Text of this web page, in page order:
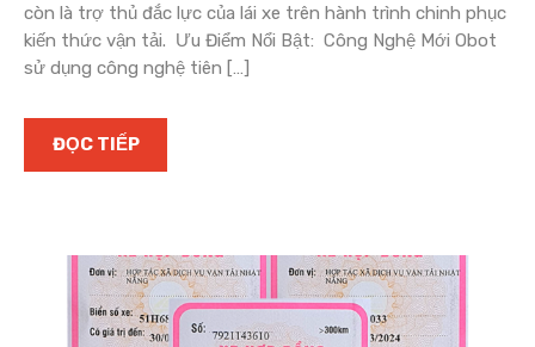
còn là trợ thủ đắc lực của lái xe trên hành trình chinh phục
kiến thức vận tải. Ưu Điểm Nổi Bật: Công Nghệ Mới Obot
sử dụng công nghệ tiên […]
ĐỌC TIẾP